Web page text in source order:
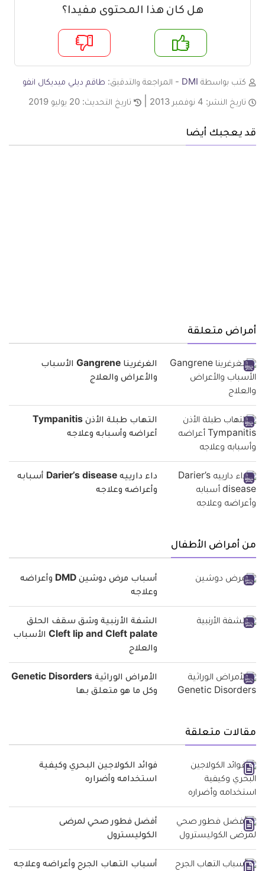
هل كان هذا المحتوى مفيدا؟
لا
كتب بواسطة DMI - المراجعة والتدقيق: طاقم ديلي ميديكال انفو
تاريخ النشر: 4 نوفمبر 2013 تاريخ التحديث: 20 يوليو 2019
قد يعجبك أيضا
أمراض متعلقة
الغرغرينا Gangrene الأسباب
والأعراض والعلاج
التهاب طبلة الأذن Tympanitis
أعراضه وأسبابه وعلاجه
داء دارييه Darier’s disease أسبابه
وأعراضه وعلاجه
من أمراض الأطفال
أسباب مرض دوشين DMD وأعراضه
وعلاجه
الشفة الأرنبية وشق سقف الحلق
Cleft lip and Cleft palate الأسباب
والعلاج
الأمراض الوراثية Genetic Disorders
وكل ما هو متعلق بها
مقالات متعلقة
فوائد الكولاجين البحري وكيفية
استخدامه وأضراره
أفضل فطور صحي لمرضى
الكوليسترول
أسباب التهاب الجرح وأعراضه وعلاجه